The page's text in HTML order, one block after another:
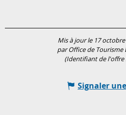
Mis à jour le 17 octobre
par Office de Tourisme
(Identifiant de l'offre
Signaler